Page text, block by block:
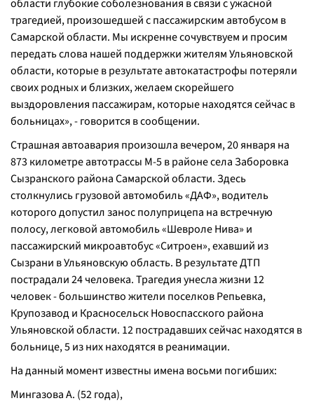
области глубокие соболезнования в связи с ужасной
трагедией, произошедшей с пассажирским автобусом в
Самарской области. Мы искренне сочувствуем и просим
передать слова нашей поддержки жителям Ульяновской
области, которые в результате автокатастрофы потеряли
своих родных и близких, желаем скорейшего
выздоровления пассажирам, которые находятся сейчас в
больницах», - говорится в сообщении.
Страшная автоавария произошла вечером, 20 января на
873 километре автотрассы М-5 в районе села Заборовка
Сызранского района Самарской области. Здесь
столкнулись грузовой автомобиль «ДАФ», водитель
которого допустил занос полуприцепа на встречную
полосу, легковой автомобиль «Шевроле Нива» и
пассажирский микроавтобус «Ситроен», ехавший из
Сызрани в Ульяновскую область. В результате ДТП
пострадали 24 человека. Трагедия унесла жизни 12
человек - большинство жители поселков Репьевка,
Крупозавод и Красносельск Новоспасского района
Ульяновской области. 12 пострадавших сейчас находятся в
больнице, 5 из них находятся в реанимации.
На данный момент известны имена восьми погибших:
Мингазова А. (52 года),